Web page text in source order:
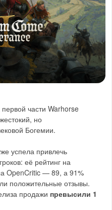
части Warhorse
но
Богемии.
успела привлечь
её рейтинг на
OpenCritic — 89, а 91%
положительные отзывы.
продажи превысили 1